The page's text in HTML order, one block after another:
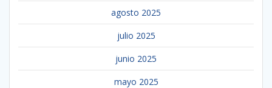
agosto 2025
julio 2025
junio 2025
mayo 2025